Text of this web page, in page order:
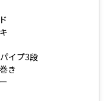
イプ3段
き